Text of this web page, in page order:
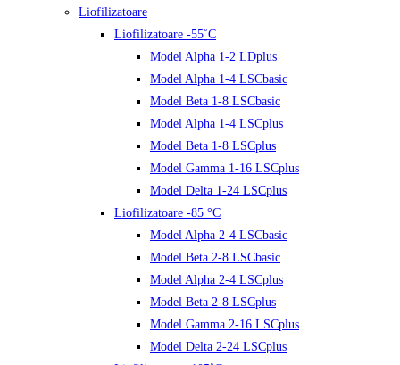
Liofilizatoare
Liofilizatoare -55˚C
Model Alpha 1-2 LDplus
Model Alpha 1-4 LSCbasic
Model Beta 1-8 LSCbasic
Model Alpha 1-4 LSCplus
Model Beta 1-8 LSCplus
Model Gamma 1-16 LSCplus
Model Delta 1-24 LSCplus
Liofilizatoare -85 °C
Model Alpha 2-4 LSCbasic
Model Beta 2-8 LSCbasic
Model Alpha 2-4 LSCplus
Model Beta 2-8 LSCplus
Model Gamma 2-16 LSCplus
Model Delta 2-24 LSCplus